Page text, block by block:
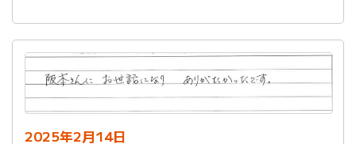
今後ともいろいろお世話になりますが、よろしくお願い
します。
2025年2月14日